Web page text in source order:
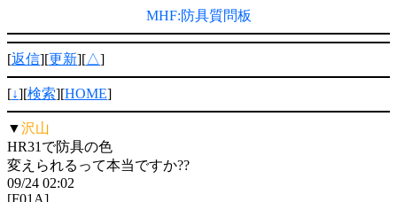
MHF:防具質問板
[返信][更新][△]
[↓][検索][HOME]
▼沢山
HR31で防具の色
変えられるって本当ですか??
09/24 02:02
[F01A]